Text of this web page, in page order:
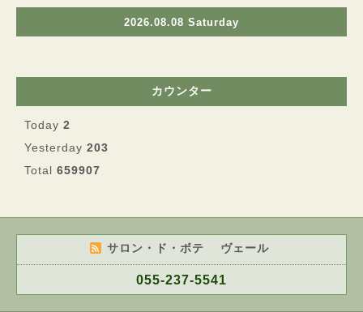
2026.08.08 Saturday
カウンター
Today 2
Yesterday 203
Total 659907
サロン・ド・ボテ ヴェール
055-237-5541